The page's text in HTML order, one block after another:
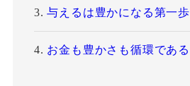
与えるは豊かになる第一歩
お金も豊かさも循環である